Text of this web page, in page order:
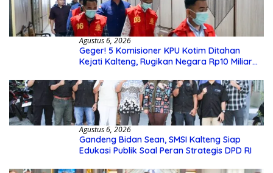
Agustus 6, 2026
Geger! 5 Komisioner KPU Kotim Ditahan
Kejati Kalteng, Rugikan Negara Rp10 Miliar
Agustus 6, 2026
Gandeng Bidan Sean, SMSI Kalteng Siap
Edukasi Publik Soal Peran Strategis DPD RI